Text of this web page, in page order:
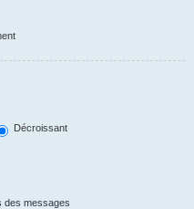
Décroissant
des messages